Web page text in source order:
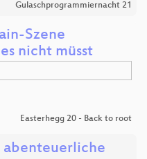
Gulaschprogrammiernacht 21
Szene
nicht müsst
Easterhegg 20 - Back to root
abenteuerliche